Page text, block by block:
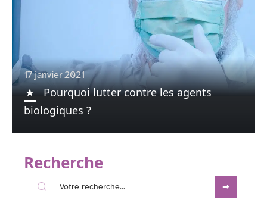
17 janvier 2021
Pourquoi lutter contre les agents
biologiques ?
Recherche